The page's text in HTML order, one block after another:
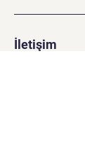
İletişim